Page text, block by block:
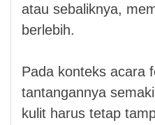
atau sebaliknya,
berlebih.
Pada konteks acara
tantangannya
kulit harus tetap